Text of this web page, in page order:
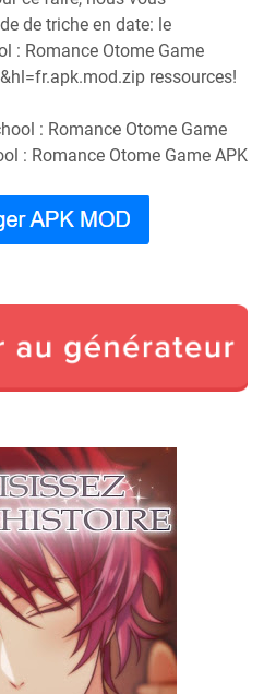
de triche en date: le
: Romance Otome Game
ressources!
: Romance Otome Game
: Romance Otome Game APK